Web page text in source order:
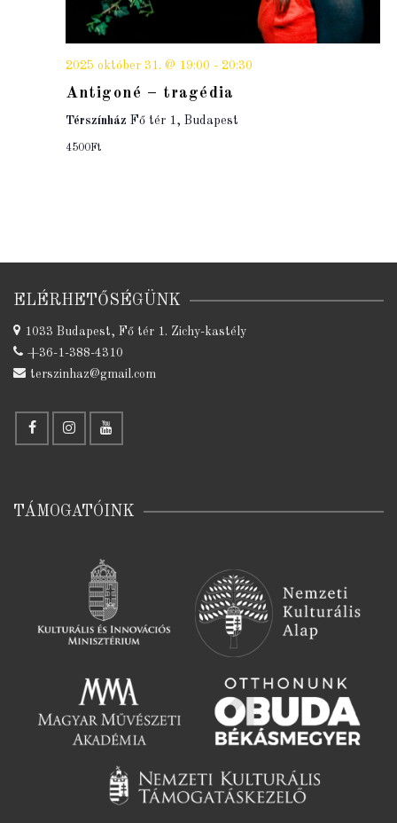
2025 október 31. @ 19:00 - 20:30
Antigoné – tragédia
Térszínház Fő tér 1, Budapest
4500Ft
ELÉRHETŐSÉGÜNK
1033 Budapest, Fő tér 1. Zichy-kastély
+36-1-388-4310
terszinhaz@gmail.com
TÁMOGATÓINK